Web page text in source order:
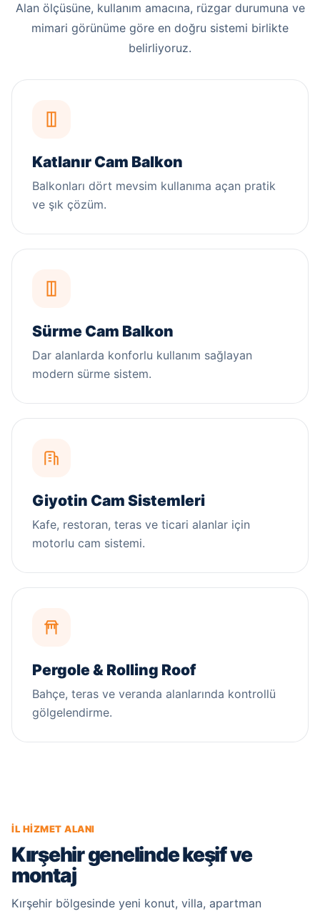
Alan ölçüsüne, kullanım amacına, rüzgar durumuna ve
mimari görünüme göre en doğru sistemi birlikte
belirliyoruz.
Katlanır Cam Balkon
Balkonları dört mevsim kullanıma açan pratik
ve şık çözüm.
Sürme Cam Balkon
Dar alanlarda konforlu kullanım sağlayan
modern sürme sistem.
Giyotin Cam Sistemleri
Kafe, restoran, teras ve ticari alanlar için
motorlu cam sistemi.
Pergole & Rolling Roof
Bahçe, teras ve veranda alanlarında kontrollü
gölgelendirme.
İL HIZMET ALANI
Kırşehir genelinde keşif ve
montaj
Kırşehir bölgesinde yeni konut, villa, apartman